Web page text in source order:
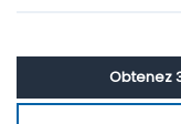
Obtenez